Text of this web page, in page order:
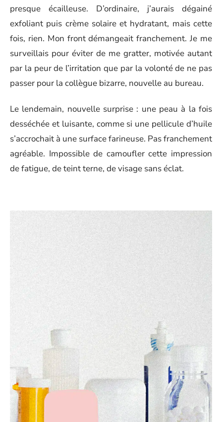
presque écailleuse. D’ordinaire, j’aurais dégainé
exfoliant puis crème solaire et hydratant, mais cette
fois, rien. Mon front démangeait franchement. Je me
surveillais pour éviter de me gratter, motivée autant
par la peur de l’irritation que par la volonté de ne pas
passer pour la collègue bizarre, nouvelle au bureau.
Le lendemain, nouvelle surprise : une peau à la fois
desséchée et luisante, comme si une pellicule d’huile
s’accrochait à une surface farineuse. Pas franchement
agréable. Impossible de camoufler cette impression
de fatigue, de teint terne, de visage sans éclat.